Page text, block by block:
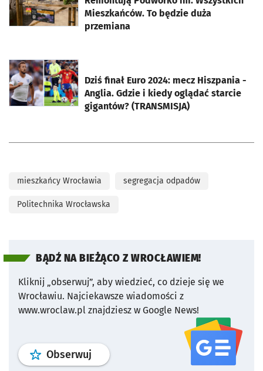
Mieszkańców. To będzie duża
przemiana
Dziś finał Euro 2024: mecz Hiszpania -
Anglia. Gdzie i kiedy oglądać starcie
gigantów? (TRANSMISJA)
otworzy się w nowej karcie
mieszkańcy Wrocławia segregacja odpadów
Politechnika Wrocławska
BĄDŹ NA BIEŻĄCO Z WROCŁAWIEM!
Kliknij „obserwuj”, aby wiedzieć, co dzieje się we
Wrocławiu. Najciekawsze wiadomości z
www.wroclaw.pl znajdziesz w Google News!
Obserwuj profil serwisu